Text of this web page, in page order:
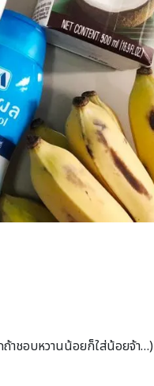
ถ้าชอบหวานน้อยก็ใส่น้อยจ้า…)